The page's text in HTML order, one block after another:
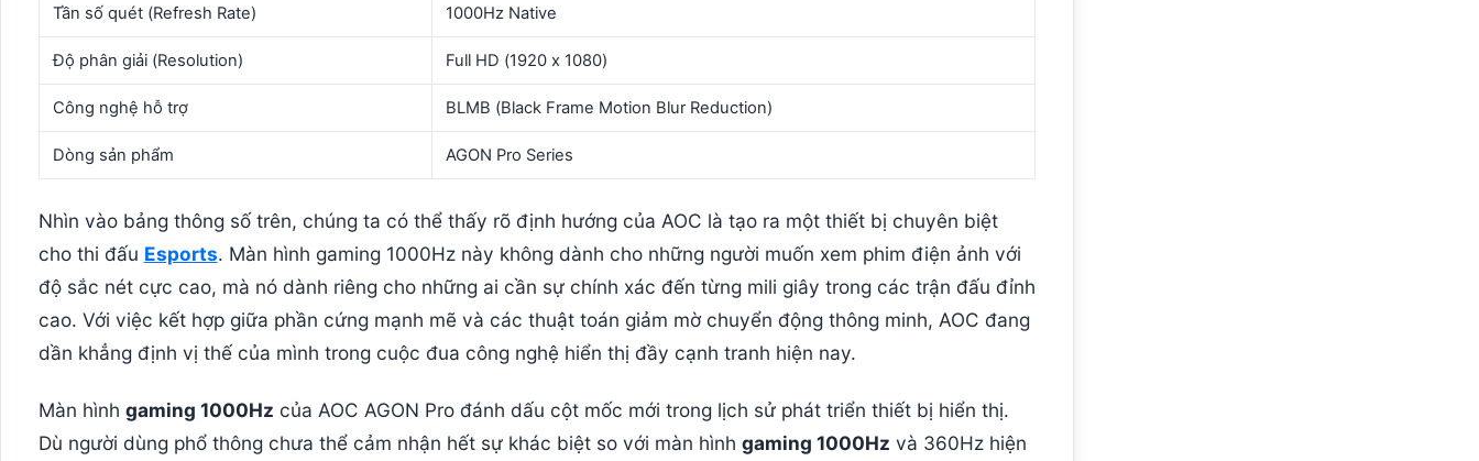
Tần số quét (Refresh Rate) 1000Hz Native
Độ phân giải (Resolution) Full HD (1920 x 1080)
Công nghệ hỗ trợ BLMB (Black Frame Motion Blur Reduction)
Dòng sản phẩm AGON Pro Series
Nhìn vào bảng thông số trên, chúng ta có thể thấy rõ định hướng của AOC là tạo ra một thiết bị chuyên biệt
cho thi đấu Esports. Màn hình gaming 1000Hz này không dành cho những người muốn xem phim điện ảnh với
độ sắc nét cực cao, mà nó dành riêng cho những ai cần sự chính xác đến từng mili giây trong các trận đấu đỉnh
cao. Với việc kết hợp giữa phần cứng mạnh mẽ và các thuật toán giảm mờ chuyển động thông minh, AOC đang
dần khẳng định vị thế của mình trong cuộc đua công nghệ hiển thị đầy cạnh tranh hiện nay.
Màn hình gaming 1000Hz của AOC AGON Pro đánh dấu cột mốc mới trong lịch sử phát triển thiết bị hiển thị.
Dù người dùng phổ thông chưa thể cảm nhận hết sự khác biệt so với màn hình gaming 1000Hz và 360Hz hiện